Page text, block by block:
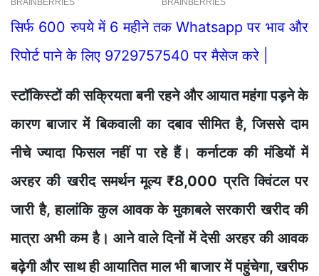
सिर्फ 600 रुपये में 6 महीने तक Whatsapp पर भाव और
रिपोर्ट पाने के लिए 9729757540 पर मैसेज करे |
स्टॉकिस्टों की सक्रियता बनी रहने और आयात महंगा पड़ने के
कारण बाजार में बिकवाली का दबाव सीमित है, जिससे दाम
नीचे ज्यादा फिसल नहीं पा रहे हैं। कर्नाटक की मंडियों में
अरहर की खरीद समर्थन मूल्य ₹8,000 प्रति क्विंटल पर
जारी है, हालांकि कुल आवक के मुकाबले सरकारी खरीद की
मात्रा अभी कम है। आने वाले दिनों में देसी अरहर की आवक
बढ़ेगी और साथ ही आयातित माल भी बाजार में पहुंचेगा, खरीफ